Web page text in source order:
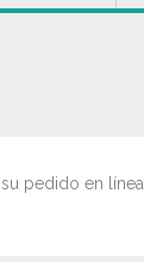
pedido en línea